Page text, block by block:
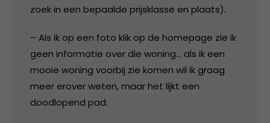
zoek in een bepaalde prijsklasse en plaats).
– Als ik op een foto klik op de homepage zie ik
geen informatie over die woning… als ik een
mooie woning voorbij zie komen wil ik graag
meer erover weten, maar het lijkt een
doodlopend pad.